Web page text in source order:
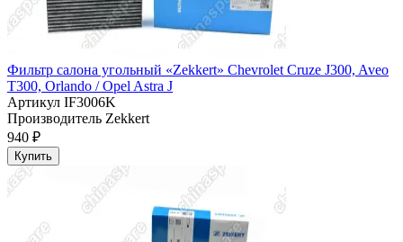
Фильтр салона угольный «Zekkert» Chevrolet Cruze J300, Aveo
T300, Orlando / Opel Astra J
Артикул IF3006K
Производитель Zekkert
940 ₽
Купить